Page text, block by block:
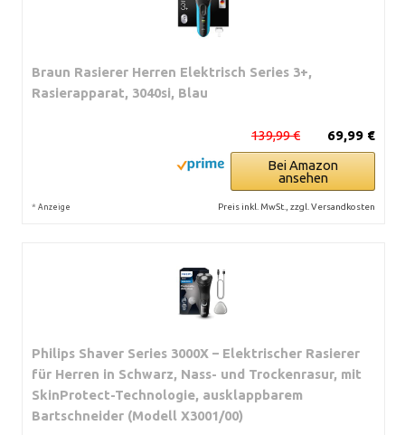
Braun Rasierer Herren Elektrisch Series 3+,
Rasierapparat, 3040si, Blau
69,99 €
139,99 €
Bei Amazon
ansehen
* Anzeige Preis inkl. MwSt., zzgl. Versandkosten
Philips Shaver Series 3000X – Elektrischer Rasierer
für Herren in Schwarz, Nass- und Trockenrasur, mit
SkinProtect-Technologie, ausklappbarem
Bartschneider (Modell X3001/00)